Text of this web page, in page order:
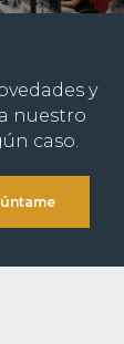
y
nuestro
caso.